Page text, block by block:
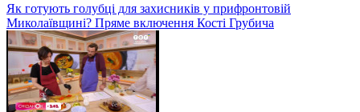
Як готують голубці для захисників у прифронтовій
Миколаївщині? Пряме включення Кості Грубича